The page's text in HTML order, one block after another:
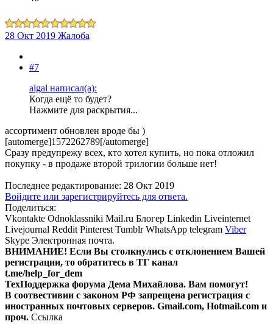
28 Окт 2019 Жалоба
#7
algal написал(а):
Когда ещё то будет?
Нажмите для раскрытия...
ассортимент обновлен вроде бы )
[automerge]1572262789[/automerge]
Сразу предупрежу всех, кто хотел купить, но пока отложил
покупку - в продаже второй трилогии больше нет!
Последнее редактирование: 28 Окт 2019
Войдите или зарегистрируйтесь для ответа.
Поделиться:
Vkontakte Odnoklassniki Mail.ru Блогер Linkedin Liveinternet
Livejournal Reddit Pinterest Tumblr WhatsApp telegram Viber
Skype Электронная почта.
ВНИМАНИЕ! Ecли Вы столкнулись с отклонением Вашей
регистрации, то обратитесь в ТГ канал
t.me/help_for_dem
ТехПоддержка форума Дема Михайлова. Вам помогут!
В соотвестивии с законом РФ запрещена регистрация с
иностранных почтовых серверов. Gmail.com, Hotmail.com и
проч. Ссылка